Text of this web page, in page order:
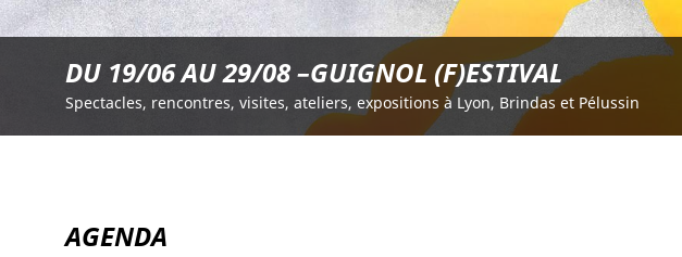
DU 19/06 AU 29/08 –GUIGNOL (F)ESTIVAL
Spectacles, rencontres, visites, ateliers, expositions à Lyon, Brindas et Pélussin
AGENDA